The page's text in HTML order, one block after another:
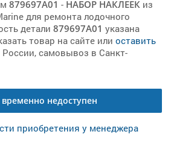
879697A01 - НАБОР НАКЛЕЕК из
для ремонта лодочного
детали 879697A01 указана
товар на сайте или оставить
России, самовывоз в Санкт-
недоступен
приобретения у менеджера